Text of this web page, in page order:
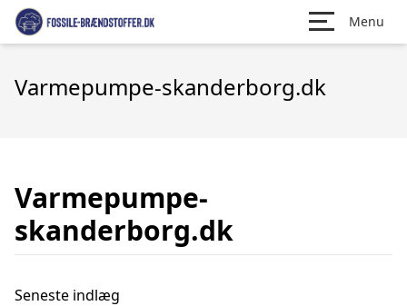
Menu
Varmepumpe-skanderborg.dk
Varmepumpe-
skanderborg.dk
Seneste indlæg